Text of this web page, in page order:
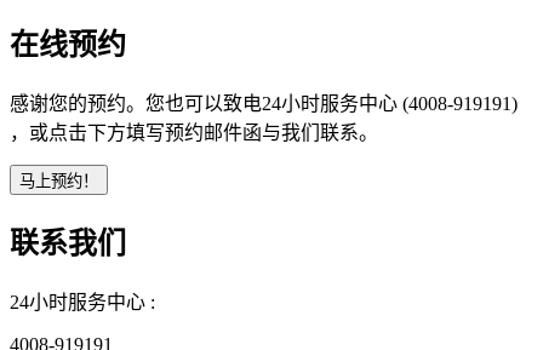
在线预约
感谢您的预约。您也可以致电24小时服务中心 (4008-919191)
，或点击下方填写预约邮件函与我们联系。
联系我们
24小时服务中心 :
4008-919191